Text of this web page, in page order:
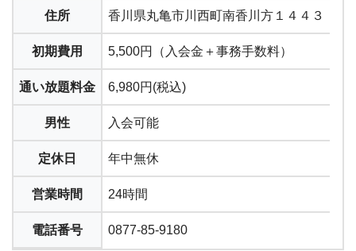
住所 香川県丸亀市川西町南香川方１４４３
初期費用 5,500円（入会金＋事務手数料）
通い放題料金 6,980円(税込)
男性 入会可能
定休日 年中無休
営業時間 24時間
電話番号 0877-85-9180